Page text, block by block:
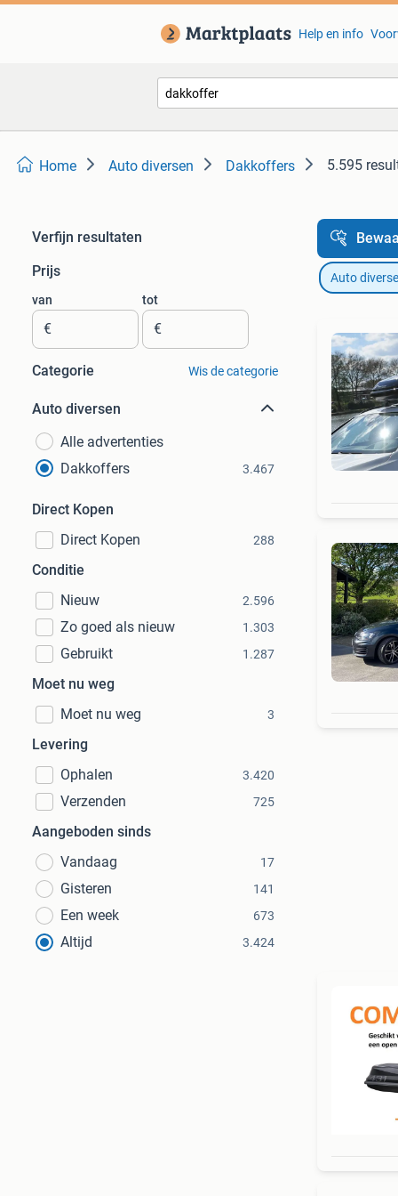
Help en info
Home Auto diversen Dakkoffers 5.595
Verfijn resultaten
Prijs
van
€
tot
€
Categorie Wis de categorie
Auto diversen
Alle advertenties
Dakkoffers
3.467
Direct Kopen
Direct Kopen
288
Conditie
Nieuw
2.596
Zo goed als nieuw 1.303
Gebruikt 1.287
Moet nu weg
Moet nu weg
3
Levering
Ophalen
3.420
Verzenden 725
Aangeboden sinds
Vandaag
17
Gisteren 141
Een week 673
Altijd 3.424
Auto